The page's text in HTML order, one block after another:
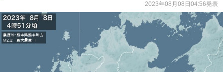
2023年08月08日04:56発表